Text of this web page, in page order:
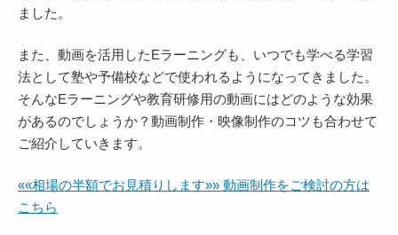
ました。
また、動画を活用したEラーニングも、いつでも学べる学習
法として塾や予備校などで使われるようになってきました。
そんなEラーニングや教育研修用の動画にはどのような効果
があるのでしょうか？動画制作・映像制作のコツも合わせて
ご紹介していきます。
««相場の半額でお見積りします»» 動画制作をご検討の方は
こちら